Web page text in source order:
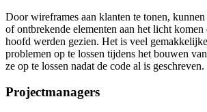
Door wireframes aan klanten te tonen,
of ontbrekende elementen aan het licht komen
hoofd werden gezien. Het is veel
problemen op te lossen tijdens het bouwen
ze op te lossen nadat de code al is geschreven.
Projectmanagers